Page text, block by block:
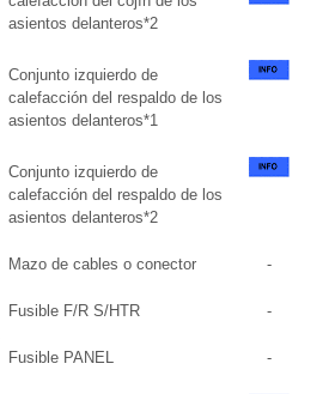
asientos delanteros*2
Conjunto izquierdo de
calefacción del respaldo de los
asientos delanteros*1
Conjunto izquierdo de
calefacción del respaldo de los
asientos delanteros*2
Mazo de cables o conector -
Fusible F/R S/HTR -
Fusible PANEL -